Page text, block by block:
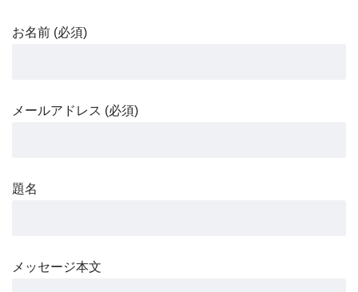
お名前 (必須)
メールアドレス (必須)
題名
メッセージ本文